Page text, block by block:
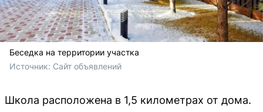
Беседка на территории участка
Источник: Сайт объявлений
Школа расположена в 1,5 километрах от дома.